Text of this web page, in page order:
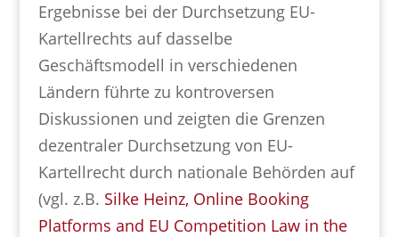
Ergebnisse bei der Durchsetzung EU-
Kartellrechts auf dasselbe
Geschäftsmodell in verschiedenen
Ländern führte zu kontroversen
Diskussionen und zeigten die Grenzen
dezentraler Durchsetzung von EU-
Kartellrecht durch nationale Behörden auf
(vgl. z.B. Silke Heinz, Online Booking
Platforms and EU Competition Law in the